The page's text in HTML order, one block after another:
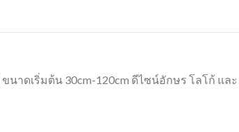
ขนาดเริ่มต้น 30cm-120cm ดีไซน์อักษร โลโก้ และ